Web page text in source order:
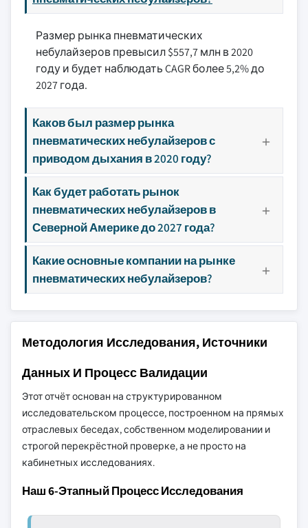
Размер рынка пневматических
небулайзеров превысил $557,7 млн в 2020
году и будет наблюдать CAGR более 5,2% до
2027 года.
Каков был размер рынка
пневматических небулайзеров с
приводом дыхания в 2020 году?
Как будет работать рынок
пневматических небулайзеров в
Северной Америке до 2027 года?
Какие основные компании на рынке
пневматических небулайзеров?
Методология Исследования, Источники
Данных И Процесс Валидации
Этот отчёт основан на структурированном
исследовательском процессе, построенном на прямых
отраслевых беседах, собственном моделировании и
строгой перекрёстной проверке, а не просто на
кабинетных исследованиях.
Наш 6-Этапный Процесс Исследования